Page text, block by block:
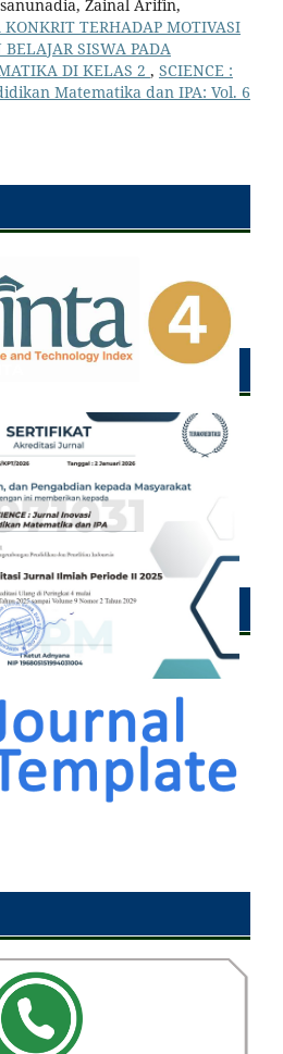
Zainal Arifin,
TERHADAP MOTIVASI
SISWA PADA
DI KELAS 2 , SCIENCE :
Matematika dan IPA: Vol. 6